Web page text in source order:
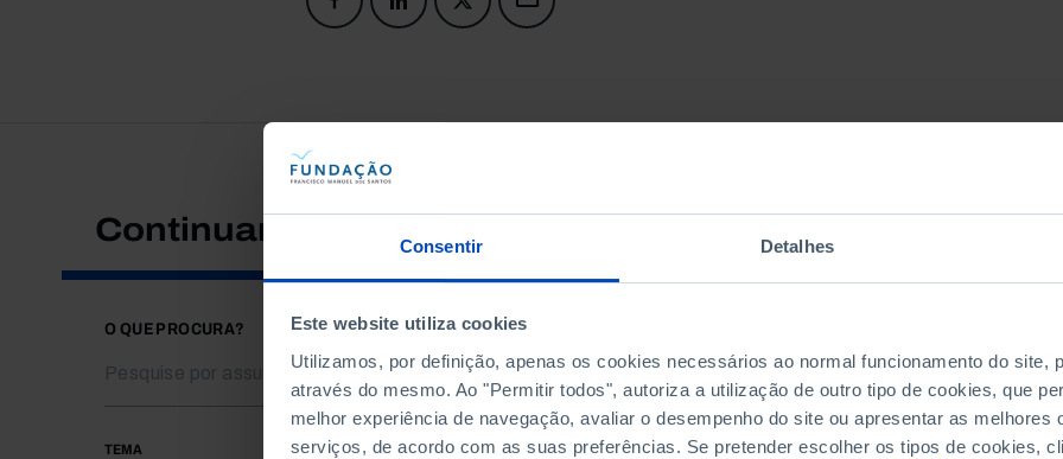
Consentir Detalhes
Este website utiliza cookies
Utilizamos, por definição, apenas os cookies necessários ao normal funcionamento do site,
através do mesmo. Ao "Permitir todos", autoriza a utilização de outro tipo de cookies, que
melhor experiência de navegação, avaliar o desempenho do site ou apresentar as melhores
serviços, de acordo com as suas preferências. Se pretender escolher os tipos de cookies,
Continuar a pesquisar
O QUE PROCURA?
TEMA